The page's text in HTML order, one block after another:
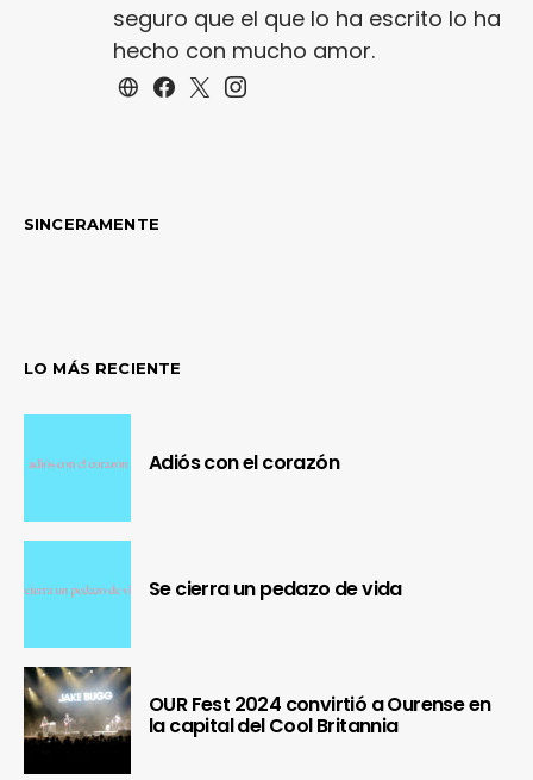
seguro que el que lo ha escrito lo ha
hecho con mucho amor.
SINCERAMENTE
LO MÁS RECIENTE
Adiós con el corazón
Se cierra un pedazo de vida
OUR Fest 2024 convirtió a Ourense en
la capital del Cool Britannia